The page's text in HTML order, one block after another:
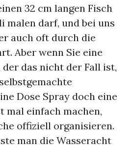
32 cm langen Fisch
malen darf, und bei uns
auch oft durch die
Aber wenn Sie eine
der das nicht der Fall ist,
Dose Spray doch eine
mal einfach machen,
offiziell organisieren.
man die Wasseracht